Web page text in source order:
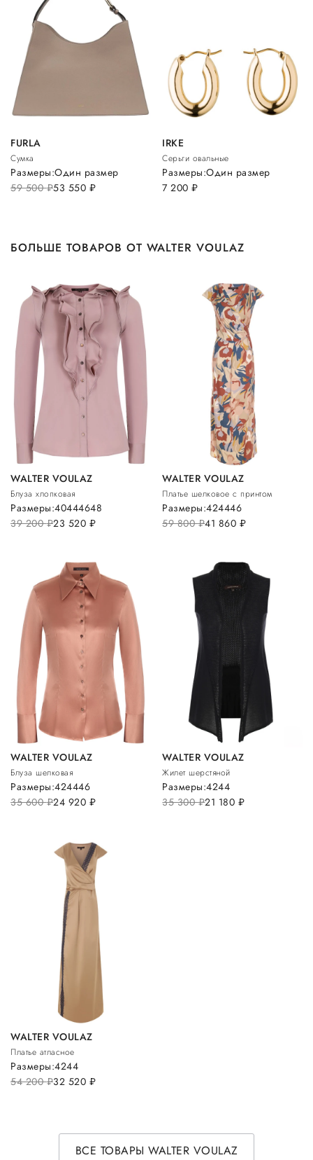
FURLA
Сумка
59 500руб.53 550 руб.
Размеры:Один размер
IRKE
Серьги овальные
7 200руб.
Размеры:Один размер
БОЛЬШЕ ТОВАРОВ ОТ WALTER VOULAZ
WALTER VOULAZ
Блуза хлопковая
39 200руб.23 520 руб.
Размеры:40444648
WALTER VOULAZ
Платье шелковое с принтом
59 800руб.41 860 руб.
Размеры:424446
WALTER VOULAZ
Блуза шелковая
35 600руб.24 920 руб.
Размеры:424446
WALTER VOULAZ
Жилет шерстяной
35 300руб.21 180 руб.
Размеры:4244
WALTER VOULAZ
Платье атласное
54 200руб.32 520 руб.
Размеры:4244
ВСЕ ТОВАРЫ WALTER VOULAZ